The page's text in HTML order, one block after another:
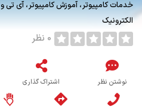
خدمات کامپیوتر آموزش کامپیوتر آی تی و
الکترونیک
0 نظر
نوشتن نظر اشتراک گذاری